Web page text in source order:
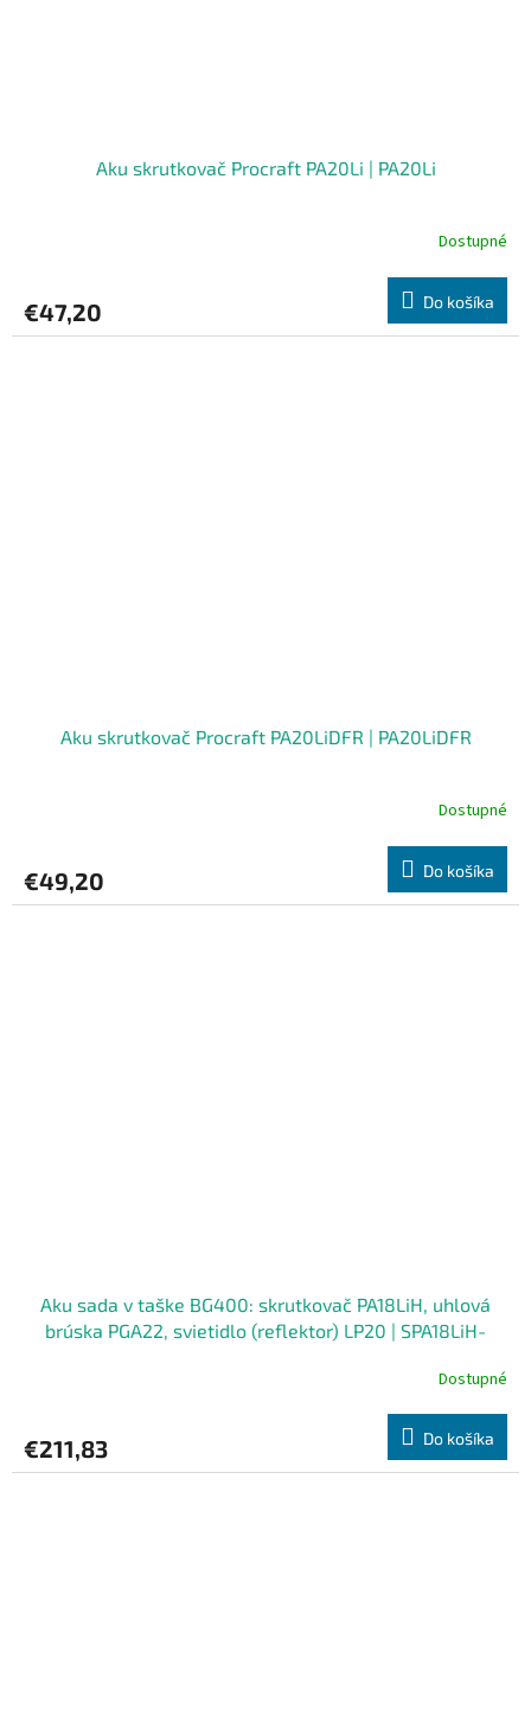
Aku skrutkovač Procraft PA20Li | PA20Li
Dostupné
€47,20 Do košíka
Aku skrutkovač Procraft PA20LiDFR | PA20LiDFR
Dostupné
€49,20 Do košíka
Aku sada v taške BG400: skrutkovač PA18LiH, uhlová
brúska PGA22, svietidlo (reflektor) LP20 | SPA18LiH-
Dostupné
€211,83 Do košíka